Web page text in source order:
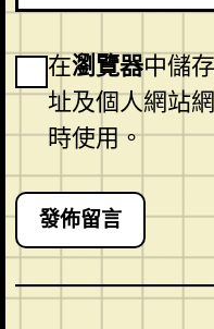
在瀏覽器中儲
址及個人網站
時使用。